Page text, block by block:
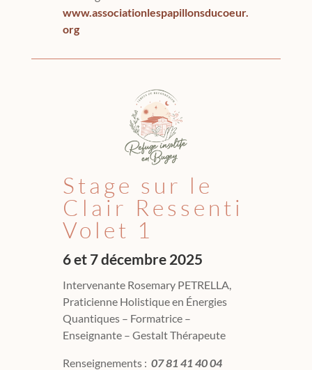
www.associationlespapillonsducoeur.
org
Stage sur le
Clair Ressenti
Volet 1
6 et 7 décembre 2025
Intervenante Rosemary PETRELLA,
Praticienne Holistique en Énergies
Quantiques – Formatrice –
Enseignante – Gestalt Thérapeute
Renseignements : 07 81 41 40 04